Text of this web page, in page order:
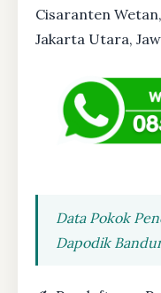
Cisaranten
Jakarta Utara,
Data Pokok
Dapodik